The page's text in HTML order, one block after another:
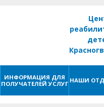
ИНФОРМАЦИЯ ДЛЯ
ПОЛУЧАТЕЛЕЙ УСЛУГ НАШИ